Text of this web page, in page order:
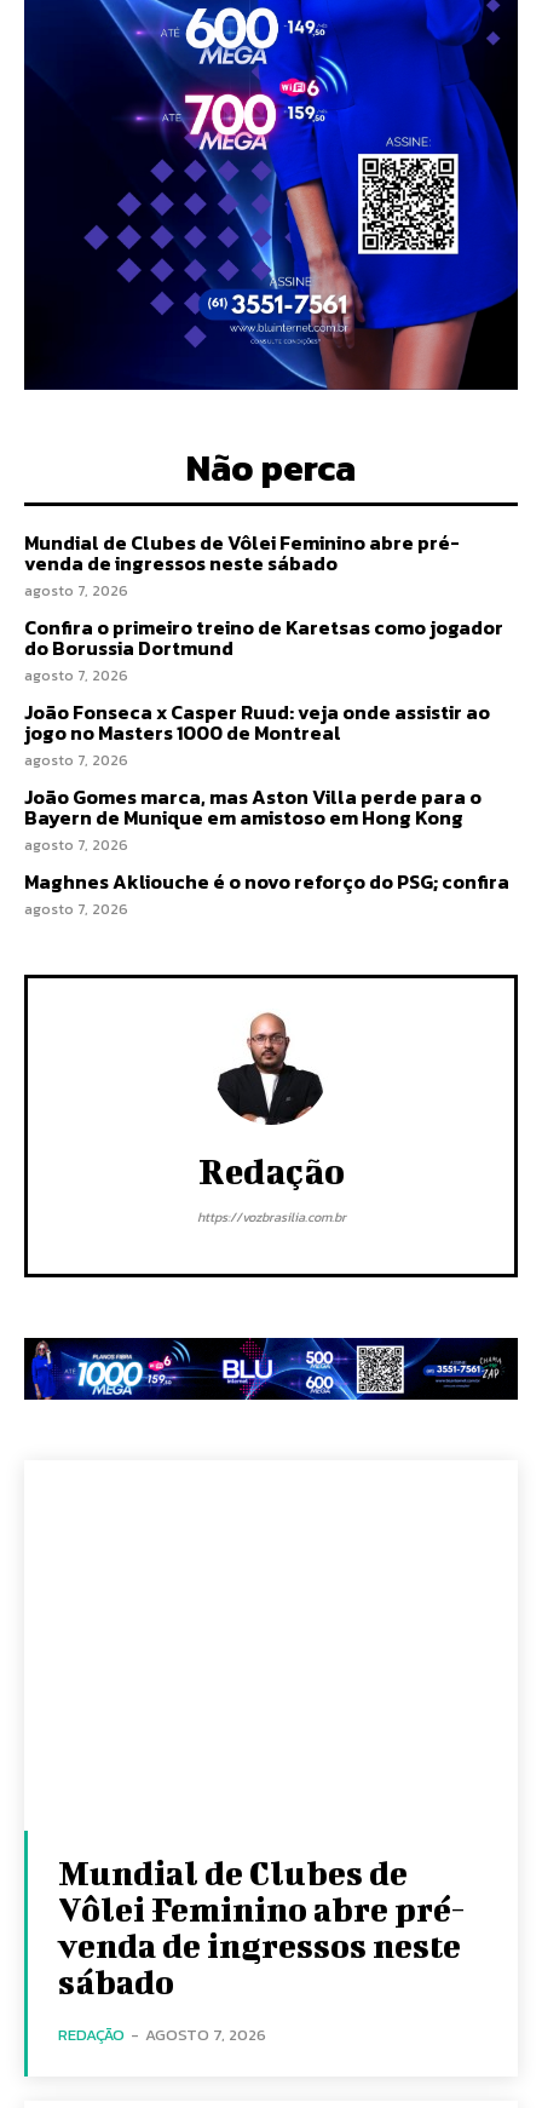
Não perca
Mundial de Clubes de Vôlei Feminino abre pré-
venda de ingressos neste sábado
agosto 7, 2026
Confira o primeiro treino de Karetsas como jogador
do Borussia Dortmund
agosto 7, 2026
João Fonseca x Casper Ruud: veja onde assistir ao
jogo no Masters 1000 de Montreal
agosto 7, 2026
João Gomes marca, mas Aston Villa perde para o
Bayern de Munique em amistoso em Hong Kong
agosto 7, 2026
Maghnes Akliouche é o novo reforço do PSG; confira
agosto 7, 2026
Redação
https://vozbrasilia.com.br
Mundial de Clubes de
Vôlei Feminino abre pré-
venda de ingressos neste
sábado
REDAÇÃO - AGOSTO 7, 2026